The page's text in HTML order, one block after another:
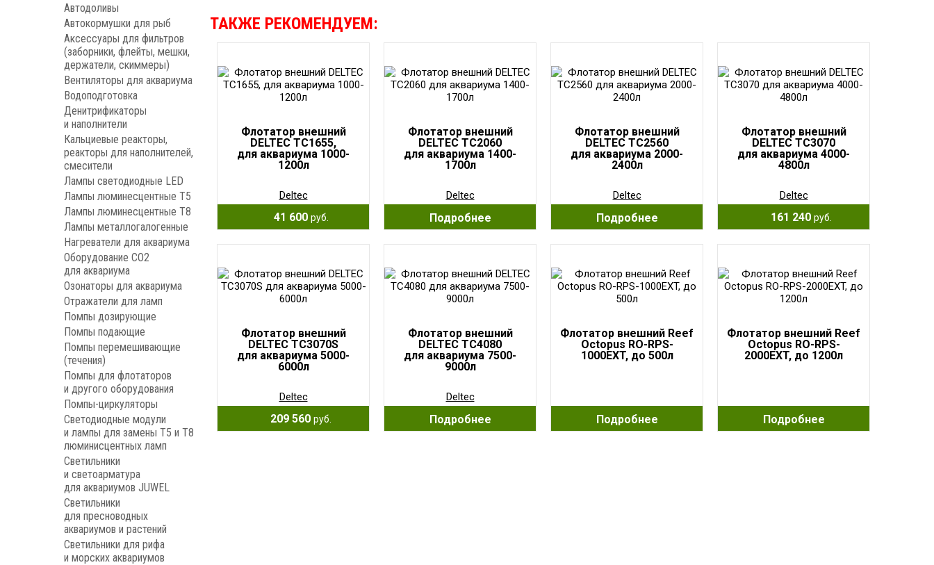
Автодоливы
Автокормушки для рыб
Аксессуары для фильтров
(заборники, флейты, мешки,
держатели, скиммеры)
Вентиляторы для аквариума
Водоподготовка
Денитрификаторы
и наполнители
Кальциевые реакторы,
реакторы для наполнителей,
смесители
Лампы светодиодные LED
Лампы люминесцентные Т5
Лампы люминесцентные Т8
Лампы металлогалогенные
Нагреватели для аквариума
Оборудование CO2
для аквариума
Озонаторы для аквариума
Отражатели для ламп
Помпы дозирующие
Помпы подающие
Помпы перемешивающие
(течения)
Помпы для флотаторов
и другого оборудования
Помпы-циркуляторы
Светодиодные модули
и лампы для замены Т5 и Т8
люминисцентных ламп
Светильники
и светоарматура
для аквариумов JUWEL
Светильники
для пресноводных
аквариумов и растений
Светильники для рифа
и морских аквариумов
ТАКЖЕ РЕКОМЕНДУЕМ:
Флотатор внешний
DELTEC TC1655,
для аквариума 1000-
1200л
Deltec
41 600 руб.
Флотатор внешний
DELTEC TC2060
для аквариума 1400-
1700л
Deltec
Подробнее
Флотатор внешний
DELTEC TC2560
для аквариума 2000-
2400л
Deltec
Подробнее
Флотатор внешний
DELTEC TC3070
для аквариума 4000-
4800л
Deltec
161 240 руб.
Флотатор внешний
DELTEC TC3070S
для аквариума 5000-
6000л
Deltec
209 560 руб.
Флотатор внешний
DELTEC TC4080
для аквариума 7500-
9000л
Deltec
Подробнее
Флотатор внешний Reef
Octopus RO-RPS-
1000EXT, до 500л
Подробнее
Флотатор внешний Reef
Octopus RO-RPS-
2000EXT, до 1200л
Подробнее